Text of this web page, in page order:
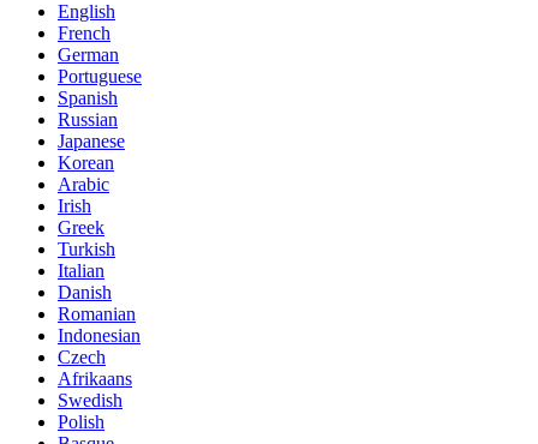
English
French
German
Portuguese
Spanish
Russian
Japanese
Korean
Arabic
Irish
Greek
Turkish
Italian
Danish
Romanian
Indonesian
Czech
Afrikaans
Swedish
Polish